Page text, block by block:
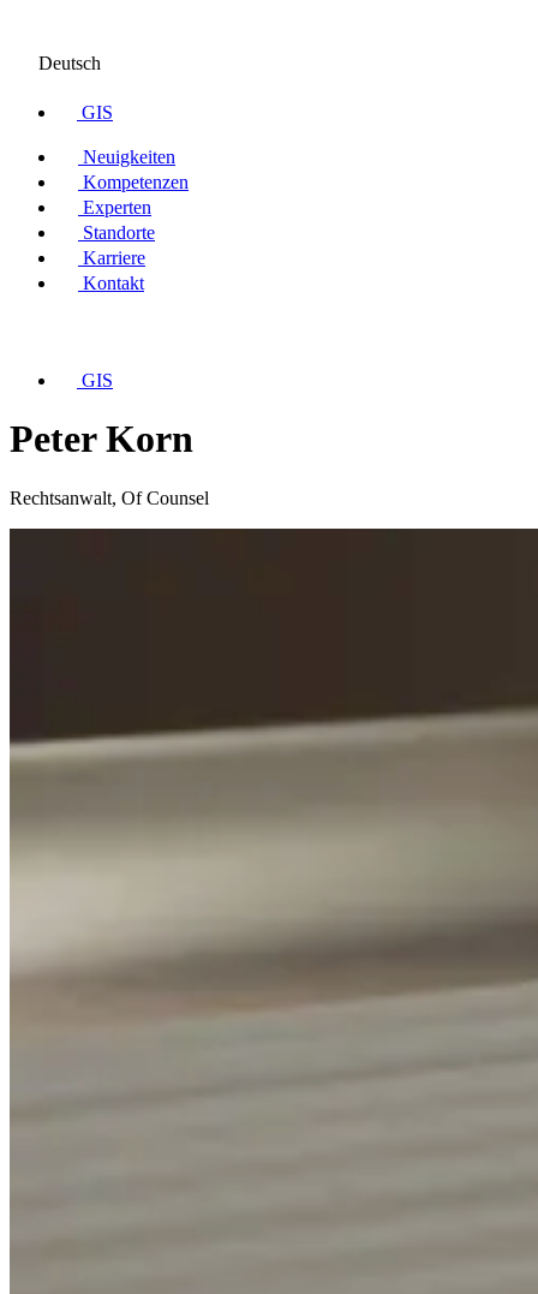
Deutsch
GIS
Neuigkeiten
Kompetenzen
Experten
Standorte
Karriere
Kontakt
GIS
Peter Korn
Rechtsanwalt, Of Counsel